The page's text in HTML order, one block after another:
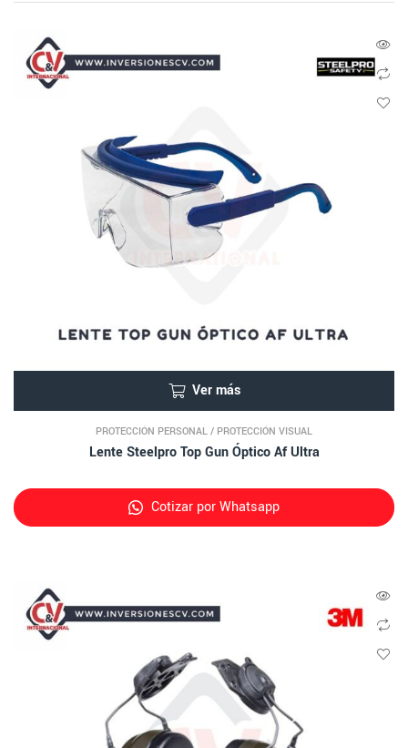
Ver más
PROTECCIÓN PERSONAL / PROTECCIÓN VISUAL
Lente Steelpro Top Gun Óptico Af Ultra
Cotizar por Whatsapp